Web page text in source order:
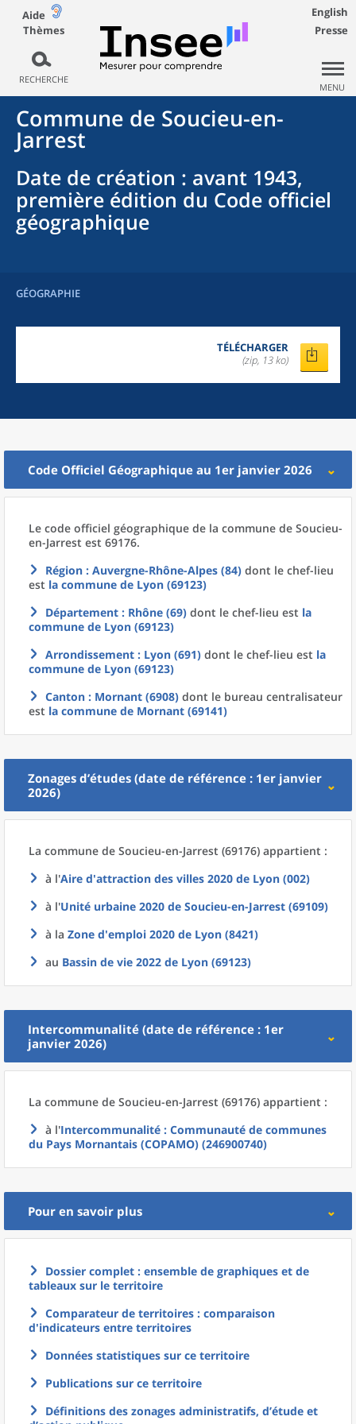
Aide
Thèmes
RECHERCHE
English
Presse
MENU
Commune de Soucieu-en-
Jarrest
Date de création : avant 1943,
première édition du Code officiel
géographique
GÉOGRAPHIE
TÉLÉCHARGER
(zip, 13 ko)
Code Officiel Géographique au 1er janvier 2026
Le code officiel géographique de la commune de Soucieu-
en-Jarrest est 69176.
Région : Auvergne-Rhône-Alpes (84) dont le chef-lieu
est la commune de Lyon (69123)
Département : Rhône (69) dont le chef-lieu est la
commune de Lyon (69123)
Arrondissement : Lyon (691) dont le chef-lieu est la
commune de Lyon (69123)
Canton : Mornant (6908) dont le bureau centralisateur
est la commune de Mornant (69141)
Zonages d’études (date de référence : 1er janvier
2026)
La commune de Soucieu-en-Jarrest (69176) appartient :
à l'Aire d'attraction des villes 2020 de Lyon (002)
à l'Unité urbaine 2020 de Soucieu-en-Jarrest (69109)
à la Zone d'emploi 2020 de Lyon (8421)
au Bassin de vie 2022 de Lyon (69123)
Intercommunalité (date de référence : 1er
janvier 2026)
La commune de Soucieu-en-Jarrest (69176) appartient :
à l'Intercommunalité : Communauté de communes
du Pays Mornantais (COPAMO) (246900740)
Pour en savoir plus
Dossier complet : ensemble de graphiques et de
tableaux sur le territoire
Comparateur de territoires : comparaison
d'indicateurs entre territoires
Données statistiques sur ce territoire
Publications sur ce territoire
Définitions des zonages administratifs, d’étude et